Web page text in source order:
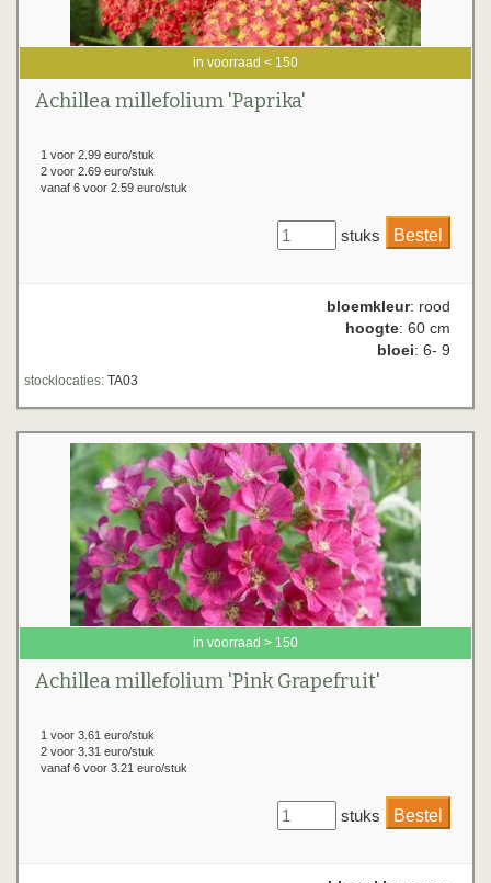
in voorraad < 150
Achillea millefolium 'Paprika'
1 voor 2.99 euro/stuk
2 voor 2.69 euro/stuk
vanaf 6 voor 2.59 euro/stuk
stuks
bloemkleur: rood
hoogte: 60 cm
bloei: 6- 9
stocklocaties: TA03
in voorraad > 150
Achillea millefolium 'Pink Grapefruit'
1 voor 3.61 euro/stuk
2 voor 3.31 euro/stuk
vanaf 6 voor 3.21 euro/stuk
stuks